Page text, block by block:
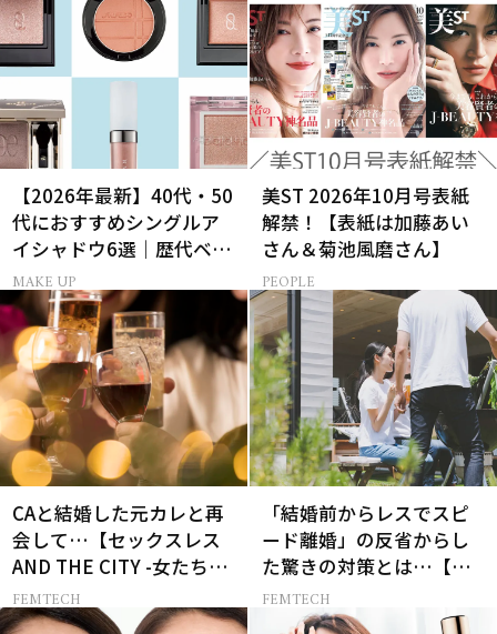
【2026年最新】40代・50
代におすすめシングルア
イシャドウ6選｜歴代ベス
トコスメ受賞まとめ
MAKE UP
美ST 2026年10月号表紙
解禁！【表紙は加藤あい
さん＆菊池風磨さん】
PEOPLE
CAと結婚した元カレと再
会して…【セックスレス
AND THE CITY -女たちの
告白-】
FEMTECH
「結婚前からレスでスピ
ード離婚」の反省からし
た驚きの対策とは…【セ
ックスレス AND THE
CITY -女たちの告白-】
FEMTECH